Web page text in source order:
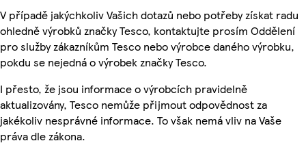
V případě jakýchkoliv Vašich dotazů nebo potřeby získat radu
ohledně výrobků značky Tesco, kontaktujte prosím Oddělení
pro služby zákazníkům Tesco nebo výrobce daného výrobku,
pokdu se nejedná o výrobek značky Tesco.
I přesto, že jsou informace o výrobcích pravidelně
aktualizovány, Tesco nemůže přijmout odpovědnost za
jakékoliv nesprávné informace. To však nemá vliv na Vaše
práva dle zákona.